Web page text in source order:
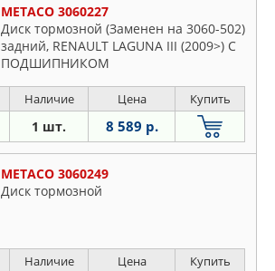
METACO 3060227
Диск тормозной (Заменен на 3060-502)
задний, RENAULT LAGUNA III (2009>) С
ПОДШИПНИКОМ
Наличие Цена Купить
1 шт. 8 589 р.
METACO 3060249
Диск тормозной
Наличие Цена Купить